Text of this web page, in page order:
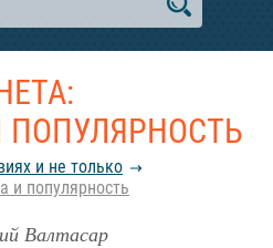
ПОПУЛЯРНОСТЬ
и не только
и популярность
Валтасар